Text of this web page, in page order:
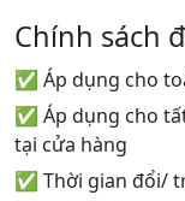
Chính sách
✅ Áp dụng cho
✅ Áp dụng cho
tại cửa hàng
✅ Thời gian đổi/